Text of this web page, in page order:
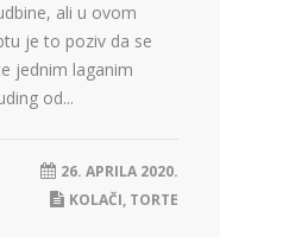
ali u ovom
je to poziv da se
jednim laganim
od...
26. APRILA 2020.
KOLAČI, TORTE